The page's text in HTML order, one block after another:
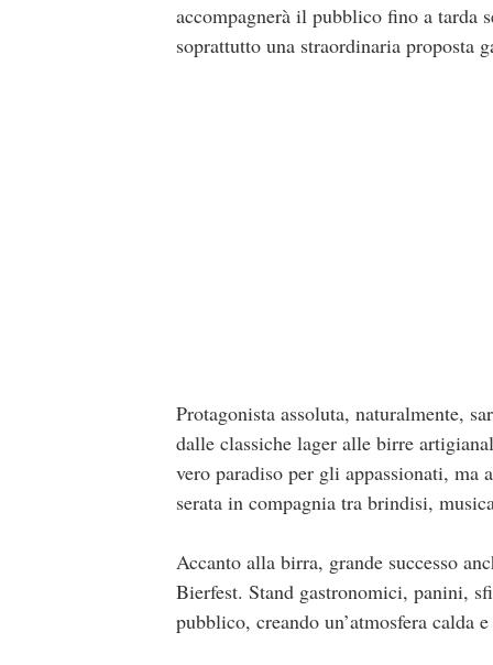
accompagnerà il pubblico fino a tarda
soprattutto una straordinaria proposta
Protagonista assoluta, naturalmente,
dalle classiche lager alle birre
vero paradiso per gli appassionati, ma
serata in compagnia tra brindisi,
Accanto alla birra, grande successo
Bierfest. Stand gastronomici, panini,
pubblico, creando un’atmosfera